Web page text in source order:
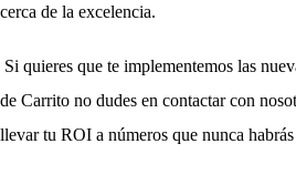
cerca de la excelencia.
Si quieres que te implementemos las
de Carrito no dudes en contactar con
llevar tu ROI a números que nunca